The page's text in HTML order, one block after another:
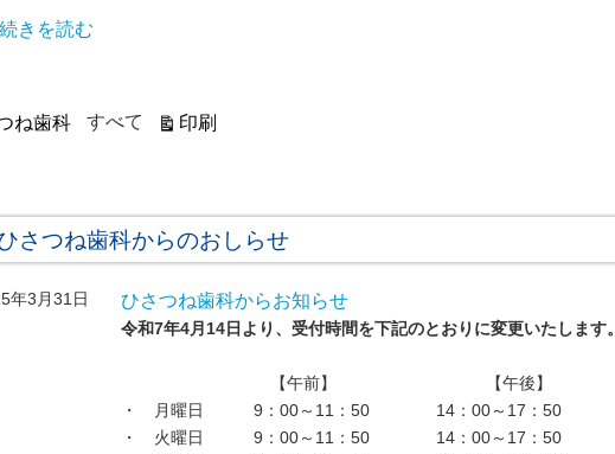
続きを読む
ね歯科 すべて 印刷
さつね歯科からのおしらせ
年3月31日 ひさつね歯科からお知らせ
令和7年4月14日より、受付時間を下記のとおりに変更いたします。
【午前】 【午後】
・ 月曜日 9：00～11：50 14：00～17：50
・ 火曜日 9：00～11：50 14：00～17：50